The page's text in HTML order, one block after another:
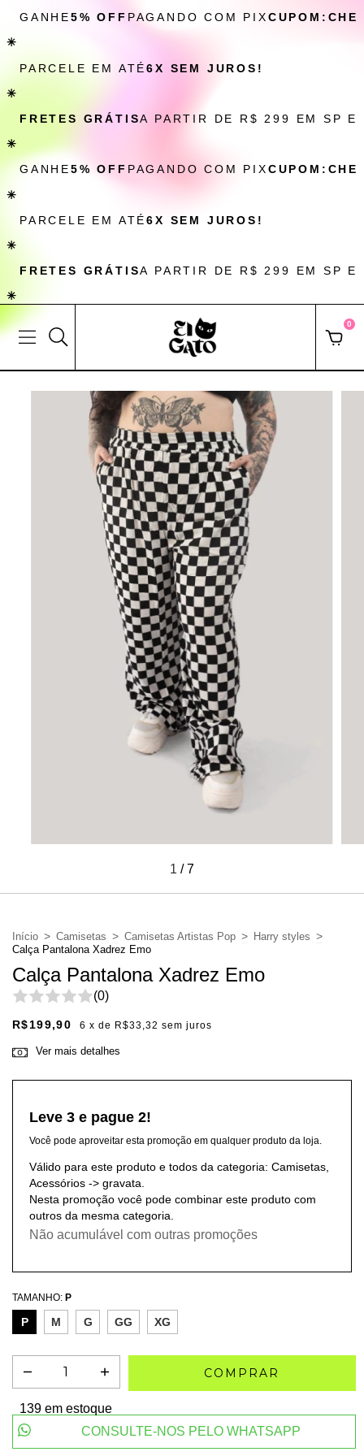
GANHE5% OFF PAGANDO COM PIX
✳
PARCELE EM ATÉ6X SEM JUROS!
✳
FRETES GRÁTISA PARTIR DE R$ 299 EM SP
✳
GANHE5% OFF PAGANDO COM PIX
✳
PARCELE EM ATÉ6X SEM JUROS!
✳
FRETES GRÁTISA PARTIR DE R$ 299 EM SP
✳
0
1 /7
Início > Camisetas > Camisetas Artistas Pop > Harry styles >
Calça Pantalona Xadrez Emo
Calça Pantalona Xadrez Emo
(0)
R$199,90 6 x de R$33,32 sem juros
Ver mais detalhes
Leve 3 e pague 2!
Você pode aproveitar esta promoção em qualquer produto da loja.
Válido para este produto e todos da categoria: Camisetas,
Acessórios -> gravata.
Nesta promoção você pode combinar este produto com
outros da mesma categoria.
Não acumulável com outras promoções
TAMANHO: P
P M G GG XG
139 em estoque
CONSULTE-NOS PELO WHATSAPP